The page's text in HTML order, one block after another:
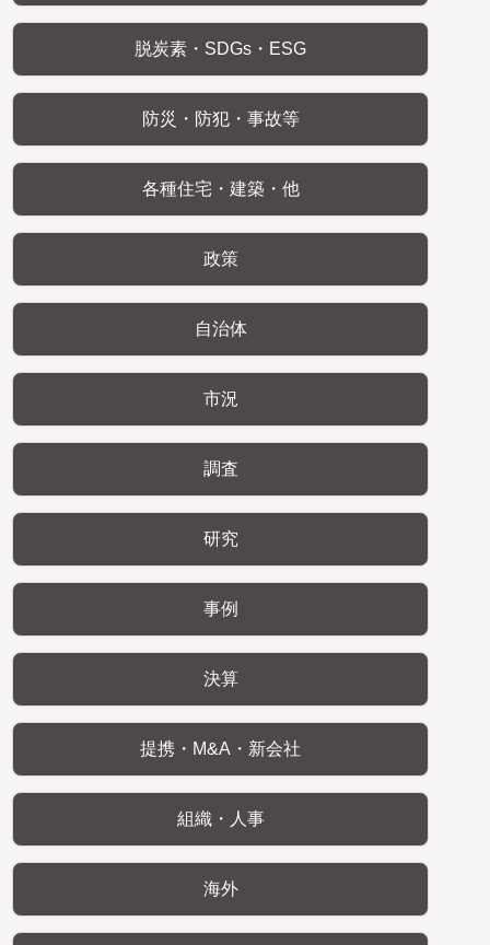
脱炭素・SDGs・ESG
防災・防犯・事故等
各種住宅・建築・他
政策
自治体
市況
調査
研究
事例
決算
提携・M&A・新会社
組織・人事
海外